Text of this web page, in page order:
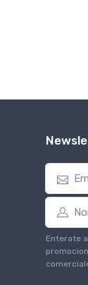
Enterate